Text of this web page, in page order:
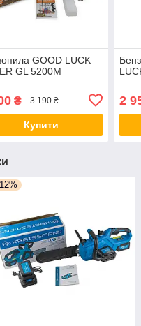
GOOD LUCK
GL 5200M
₴ 3 190 ₴
Купити
2